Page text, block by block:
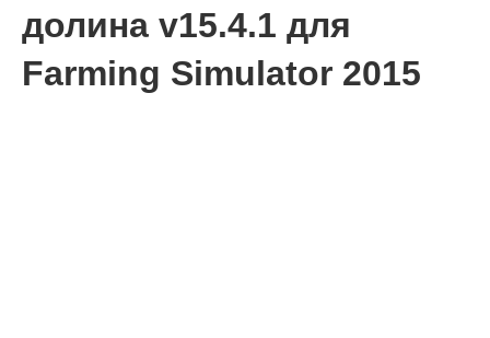
долина v15.4.1 для
Farming Simulator 2015